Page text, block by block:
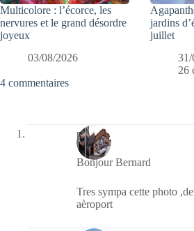
Multicolore : l’écorce, les
nervures et le grand désordre
joyeux
03/08/2026
jardins
juillet
26
4 commentaires
noel
Bonjour Bernard
Tres sympa cette photo
aèroport